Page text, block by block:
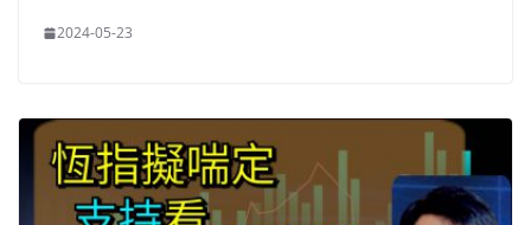
2024-05-23